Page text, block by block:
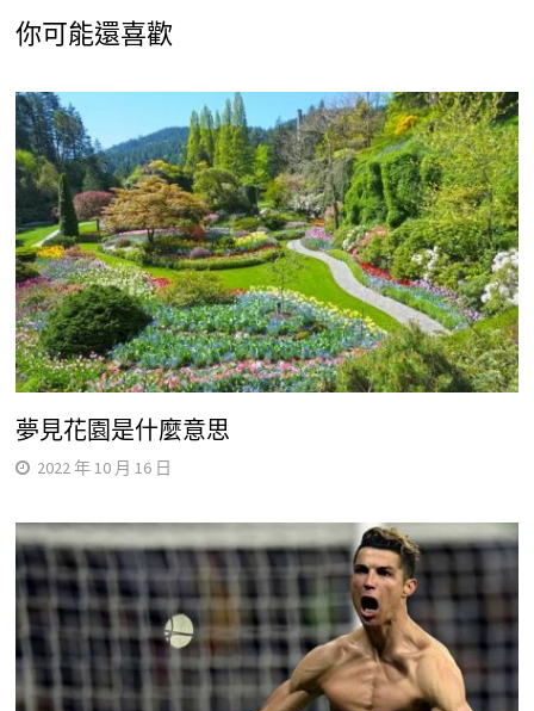
你可能還喜歡
夢見花園是什麼意思
2022 年 10 月 16 日